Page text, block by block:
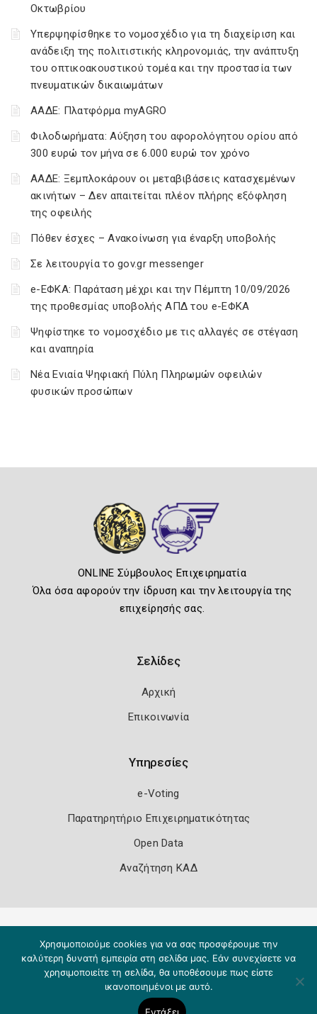
Οκτωβρίου
Υπερψηφίσθηκε το νομοσχέδιο για τη διαχείριση και
ανάδειξη της πολιτιστικής κληρονομιάς, την ανάπτυξη
του οπτικοακουστικού τομέα και την προστασία των
πνευματικών δικαιωμάτων
ΑΑΔΕ: Πλατφόρμα myAGRO
Φιλοδωρήματα: Αύξηση του αφορολόγητου ορίου από
300 ευρώ τον μήνα σε 6.000 ευρώ τον χρόνο
ΑΑΔΕ: Ξεμπλοκάρουν οι μεταβιβάσεις κατασχεμένων
ακινήτων – Δεν απαιτείται πλέον πλήρης εξόφληση
της οφειλής
Πόθεν έσχες – Ανακοίνωση για έναρξη υποβολής
Σε λειτουργία το gov.gr messenger
e-ΕΦΚΑ: Παράταση μέχρι και την Πέμπτη 10/09/2026
της προθεσμίας υποβολής ΑΠΔ του e-ΕΦΚΑ
Ψηφίστηκε το νομοσχέδιο με τις αλλαγές σε στέγαση
και αναπηρία
Νέα Ενιαία Ψηφιακή Πύλη Πληρωμών οφειλών
φυσικών προσώπων
ONLINE Σύμβουλος Επιχειρηματία
Όλα όσα αφορούν την ίδρυση και την λειτουργία της
επιχείρησής σας.
Σελίδες
Αρχική
Επικοινωνία
Υπηρεσίες
e-Voting
Παρατηρητήριο Επιχειρηματικότητας
Open Data
Αναζήτηση ΚΑΔ
Χρησιμοποιούμε cookies για να σας προσφέρουμε την
καλύτερη δυνατή εμπειρία στη σελίδα μας. Εάν συνεχίσετε να
χρησιμοποιείτε τη σελίδα, θα υποθέσουμε πως είστε
ικανοποιημένοι με αυτό.
Εντάξει
Copyright 2026 Knowledge A.E.